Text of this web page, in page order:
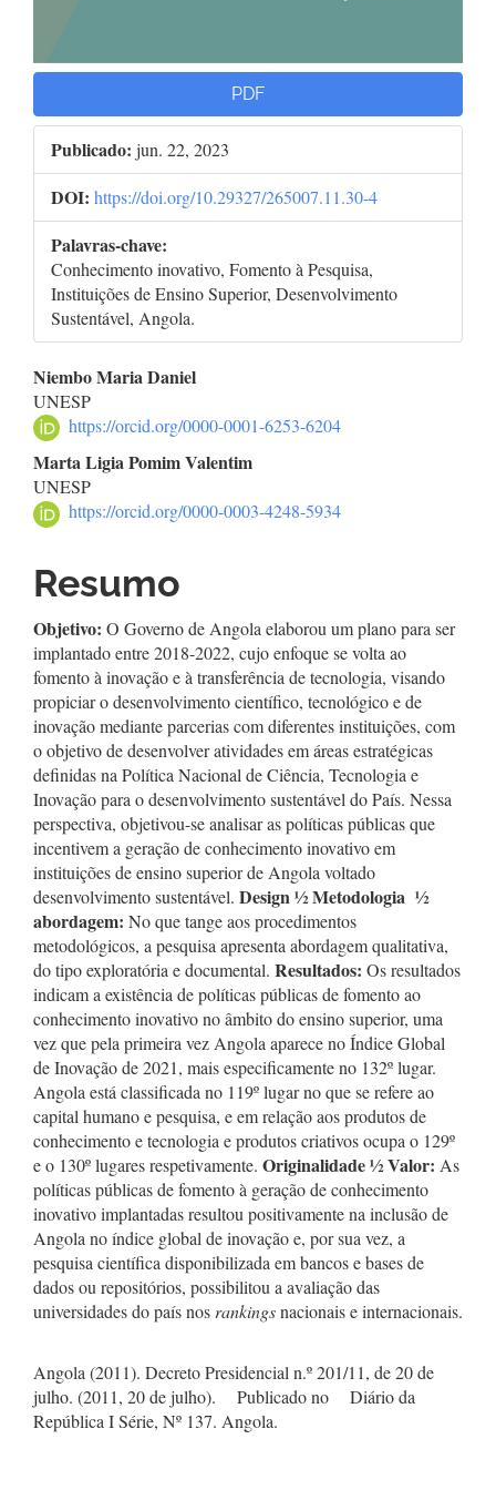
PDF
Publicado: jun. 22, 2023
DOI: https://doi.org/10.29327/265007.11.30-4
Palavras-chave:
Conhecimento inovativo, Fomento à Pesquisa,
Instituições de Ensino Superior, Desenvolvimento
Sustentável, Angola.
Conteúdo
do
artigo
principal
Niembo Maria Daniel
UNESP
https://orcid.org/0000-0001-6253-6204
Marta Ligia Pomim Valentim
UNESP
https://orcid.org/0000-0003-4248-5934
Resumo
Objetivo: O Governo de Angola elaborou um plano para ser
implantado entre 2018-2022, cujo enfoque se volta ao
fomento à inovação e à transferência de tecnologia, visando
propiciar o desenvolvimento científico, tecnológico e de
inovação mediante parcerias com diferentes instituições, com
o objetivo de desenvolver atividades em áreas estratégicas
definidas na Política Nacional de Ciência, Tecnologia e
Inovação para o desenvolvimento sustentável do País. Nessa
perspectiva, objetivou-se analisar as políticas públicas que
incentivem a geração de conhecimento inovativo em
instituições de ensino superior de Angola voltado
desenvolvimento sustentável. Design½Metodologia ½
abordagem: No que tange aos procedimentos
metodológicos, a pesquisa apresenta abordagem qualitativa,
do tipo exploratória e documental. Resultados: Os resultados
indicam a existência de políticas públicas de fomento ao
conhecimento inovativo no âmbito do ensino superior, uma
vez que pela primeira vez Angola aparece no Índice Global
de Inovação de 2021, mais especificamente no 132º lugar.
Angola está classificada no 119º lugar no que se refere ao
capital humano e pesquisa, e em relação aos produtos de
conhecimento e tecnologia e produtos criativos ocupa o 129º
e o 130º lugares respetivamente. Originalidade½Valor: As
políticas públicas de fomento à geração de conhecimento
inovativo implantadas resultou positivamente na inclusão de
Angola no índice global de inovação e, por sua vez, a
pesquisa científica disponibilizada em bancos e bases de
dados ou repositórios, possibilitou a avaliação das
universidades do país nos rankingsnacionais e internacionais.
Angola (2011). Decreto Presidencial n.º 201/11, de 20 de
julho. (2011, 20 de julho). Publicado no Diário da
República I Série, Nº 137. Angola.